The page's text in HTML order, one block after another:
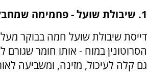
1. שיבולת שועל - פחמימה שמחבקת
דייסת שיבולת שועל חמה בבוקר
הסרוטונין במוח - אותו חומר שגורם
גם קלה לעיכול, מזינה, ומשביעה